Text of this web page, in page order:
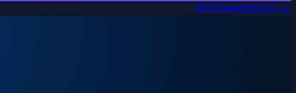
روبیکا@mohamadraziei